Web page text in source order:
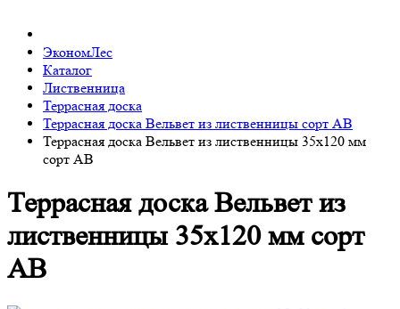
ЭкономЛес
Каталог
Лиственница
Террасная доска
Террасная доска Вельвет из лиственницы сорт АВ
Террасная доска Вельвет из лиственницы 35x120 мм
сорт AB
Террасная доска Вельвет из
лиственницы 35x120 мм сорт
AB